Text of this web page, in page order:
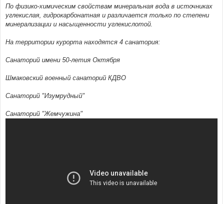
По физико-химическим свойствам минеральная вода в источниках
углекислая, гидрокарбонатная и различается только по степени
минерализации и насыщенности углекислотой.
На территории курорта находятся 4 санатория:
Санаторий имени 50-летия Октября
Шмаковский военный санаторий КДВО
Санаторий "Изумрудный"
Санаторий "Жемчужина"